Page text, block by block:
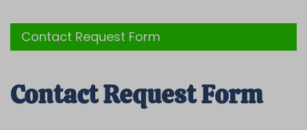
Contact Request Form
Contact Request Form